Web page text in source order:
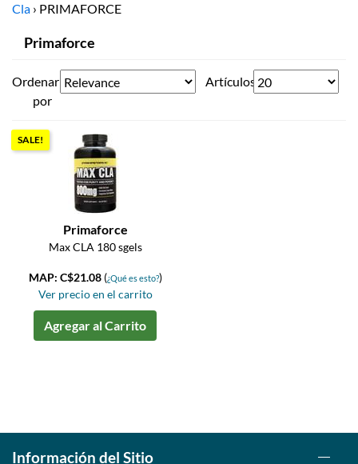
Cla › PRIMAFORCE
Primaforce
Ordenar
por
Artículos
SALE!
Primaforce
Max CLA 180 sgels
MAP: C$21.08 (¿Qué es esto?)
Ver precio en el carrito
Agregar al Carrito
Información del Sitio